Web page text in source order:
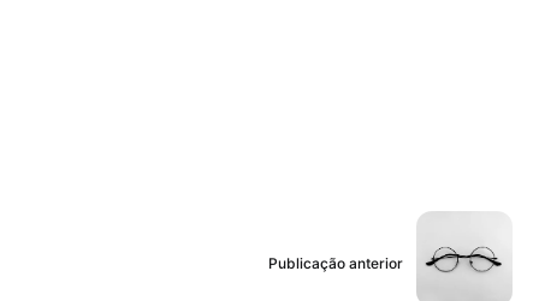
Publicação anterior